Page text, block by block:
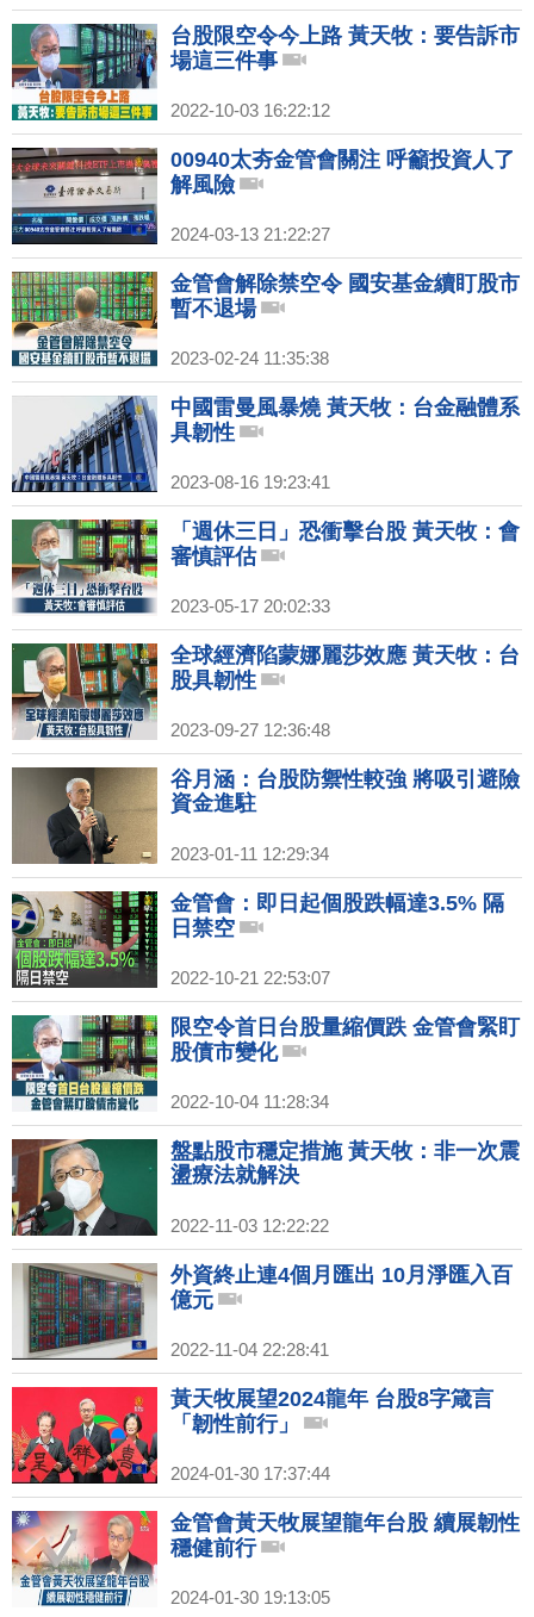
台股限空令今上路 黃天牧：要告訴市
場這三件事
2022-10-03 16:22:12
00940太夯金管會關注 呼籲投資人了
解風險
2024-03-13 21:22:27
金管會解除禁空令 國安基金續盯股市
暫不退場
2023-02-24 11:35:38
中國雷曼風暴燒 黃天牧：台金融體系
具韌性
2023-08-16 19:23:41
「週休三日」恐衝擊台股 黃天牧：會
審慎評估
2023-05-17 20:02:33
全球經濟陷蒙娜麗莎效應 黃天牧：台
股具韌性
2023-09-27 12:36:48
谷月涵：台股防禦性較強 將吸引避險
資金進駐
2023-01-11 12:29:34
金管會：即日起個股跌幅達3.5% 隔
日禁空
2022-10-21 22:53:07
限空令首日台股量縮價跌 金管會緊盯
股債市變化
2022-10-04 11:28:34
盤點股市穩定措施 黃天牧：非一次震
盪療法就解決
2022-11-03 12:22:22
外資終止連4個月匯出 10月淨匯入百
億元
2022-11-04 22:28:41
黃天牧展望2024龍年 台股8字箴言
「韌性前行」
2024-01-30 17:37:44
金管會黃天牧展望龍年台股 續展韌性
穩健前行
2024-01-30 19:13:05